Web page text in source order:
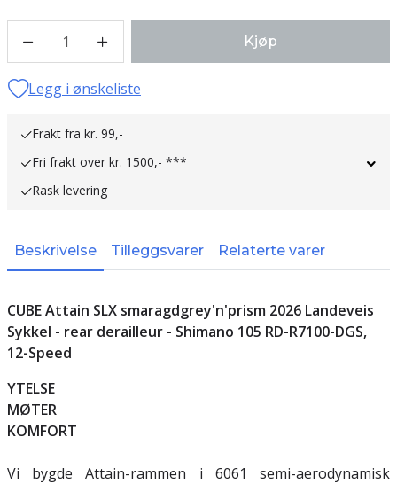
1 Kjøp
Legg i ønskeliste
Frakt fra kr. 99,-
Fri frakt over kr. 1500,- ***
Rask levering
Beskrivelse Tilleggsvarer Relaterte varer
CUBE Attain SLX smaragdgrey'n'prism 2026 Landeveis
Sykkel - rear derailleur - Shimano 105 RD-R7100-DGS,
12-Speed
YTELSE
MØTER
KOMFORT
Vi bygde Attain-rammen i 6061 semi-aerodynamisk